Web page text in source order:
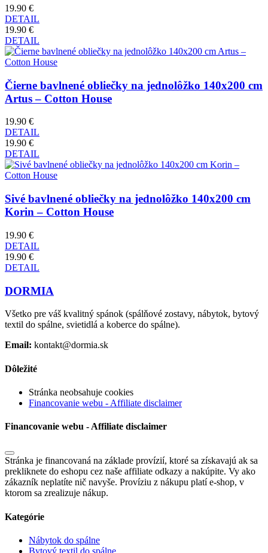
19.90 €
DETAIL
19.90 €
DETAIL
Čierne bavlnené obliečky na jednolôžko 140x200 cm
Artus – Cotton House
19.90 €
DETAIL
19.90 €
DETAIL
Sivé bavlnené obliečky na jednolôžko 140x200 cm
Korin – Cotton House
19.90 €
DETAIL
19.90 €
DETAIL
DORMIA
Všetko pre váš kvalitný spánok (spálňové zostavy, nábytok, bytový
textil do spálne, svietidlá a koberce do spálne).
Email: kontakt@dormia.sk
Dôležité
Stránka neobsahuje cookies
Financovanie webu - Affiliate disclaimer
Financovanie webu - Affiliate disclaimer
Stránka je financovaná na základe provízií, ktoré sa získavajú ak sa
prekliknete do eshopu cez naše affiliate odkazy a nakúpite. Vy ako
zákazník neplatíte nič navyše. Províziu z nákupu platí e-shop, v
ktorom sa zrealizuje nákup.
Kategórie
Nábytok do spálne
Bytový textil do spálne